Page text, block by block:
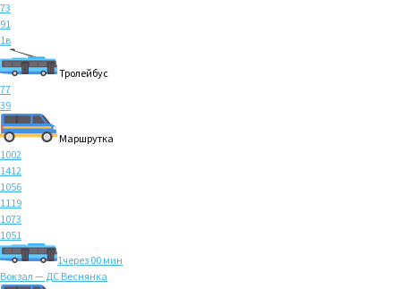
73
91
1в
Тролейбус
77
39
Маршрутка
1002
1412
1056
1119
1073
1051
1через 00 мин
Вокзал — ДС Веснянка